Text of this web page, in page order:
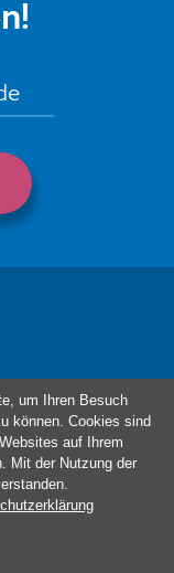
um Ihren Besuch
können. Cookies sind
auf Ihrem
Mit der Nutzung der